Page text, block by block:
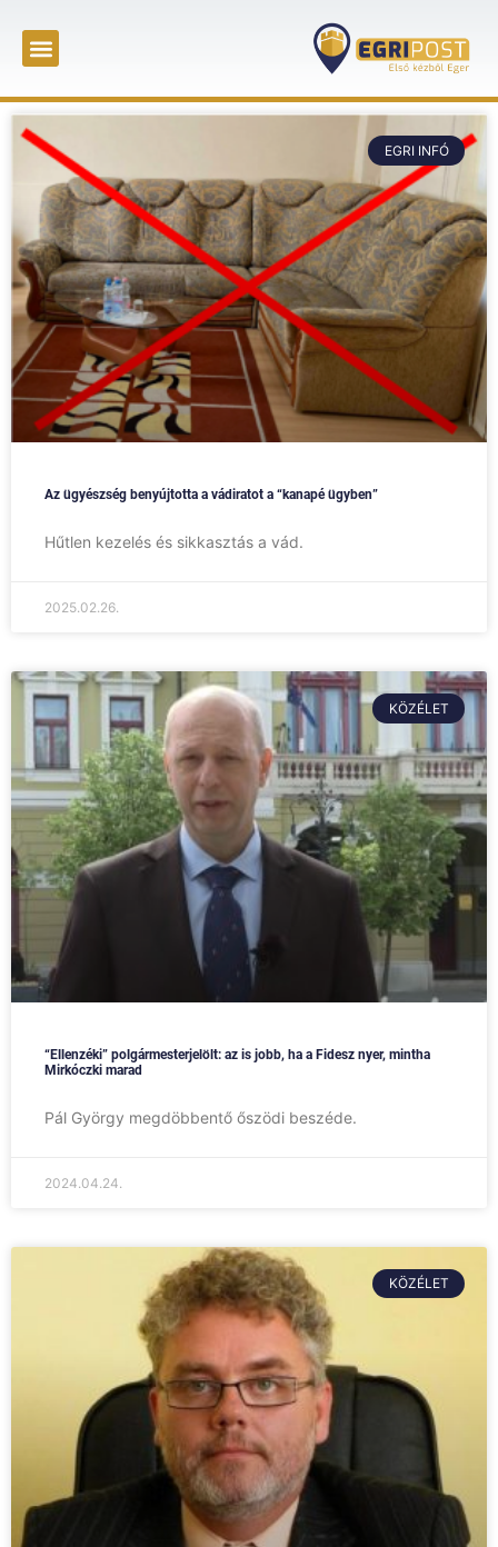
EGRI INFÓ
Az ügyészség benyújtotta a vádiratot a “kanapé ügyben”
Hűtlen kezelés és sikkasztás a vád.
2025.02.26.
KÖZÉLET
“Ellenzéki” polgármesterjelölt: az is jobb, ha a Fidesz nyer, mintha
Mirkóczki marad
Pál György megdöbbentő őszödi beszéde.
2024.04.24.
KÖZÉLET